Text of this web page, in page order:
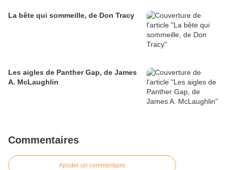
La bête qui sommeille, de Don Tracy
Les aigles de Panther Gap, de James
A. McLaughlin
Commentaires
Ajouter un commentaire